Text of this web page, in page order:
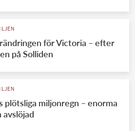
för Victoria – efter
på Solliden
plötsliga miljonregn – enorma
avslöjad